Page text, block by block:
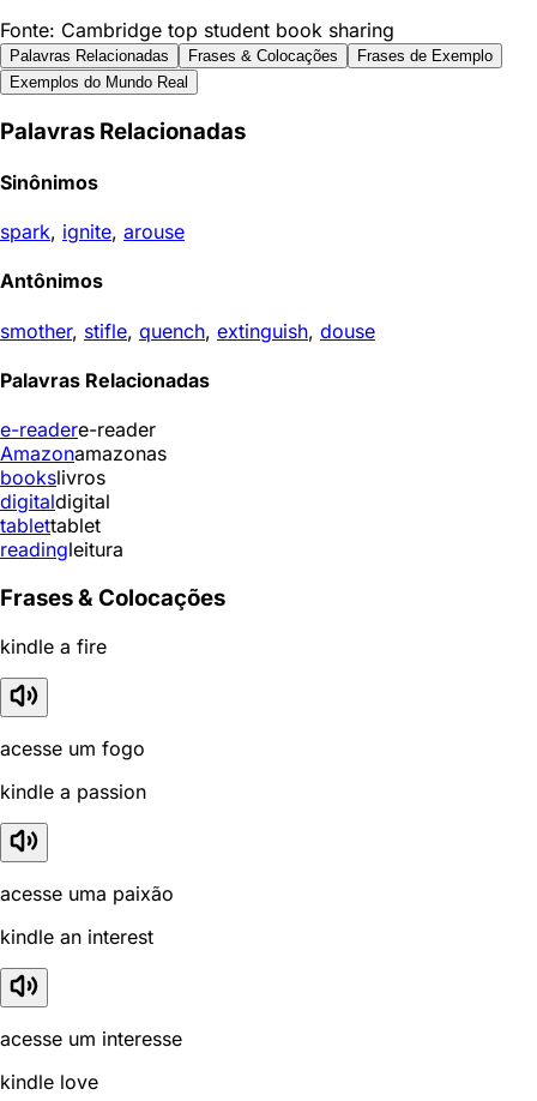
Fonte: Cambridge top student book sharing
Palavras Relacionadas Frases & Colocações
Frases de Exemplo
Exemplos do Mundo Real
Palavras Relacionadas
Sinônimos
spark, ignite, arouse
Antônimos
smother, stifle, quench, extinguish, douse
Palavras Relacionadas
e-readere-reader
Amazonamazonas
bookslivros
digitaldigital
tablettablet
readingleitura
Frases & Colocações
kindle a fire
acesse um fogo
kindle a passion
acesse uma paixão
kindle an interest
acesse um interesse
kindle love